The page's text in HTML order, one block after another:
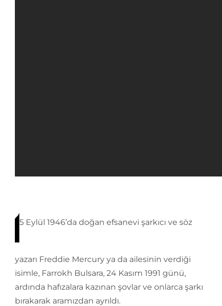
5 Eylül 1946’da doğan efsanevi şarkıcı ve söz
yazarı Freddie Mercury ya da ailesinin verdiği
isimle, Farrokh Bulsara, 24 Kasım 1991 günü,
ardında hafızalara kazınan şovlar ve onlarca şarkı
bırakarak aramızdan ayrıldı.